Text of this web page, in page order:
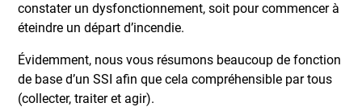
constater un dysfonctionnement, soit pour commencer à
éteindre un départ d’incendie.
Évidemment, nous vous résumons beaucoup de fonction
de base d’un SSI afin que cela compréhensible par tous
(collecter, traiter et agir).